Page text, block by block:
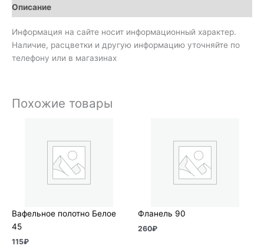
Описание
Информация на сайте носит информационный характер.
Наличие, расцветки и другую информацию уточняйте по
телефону или в магазинах
Похожие товары
Вафельное полотно Белое
45
115₽
Фланель 90
260₽